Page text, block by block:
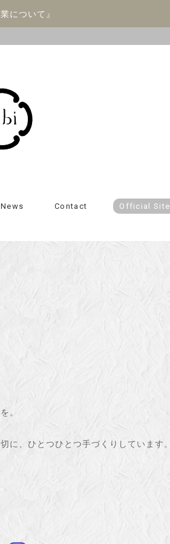
について』
News Contact Official Site
。
に、ひとつひとつ手づくりしています。